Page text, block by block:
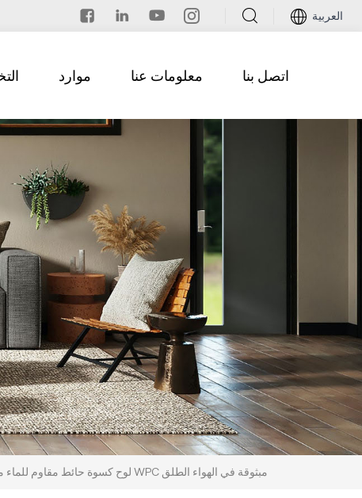
العربية
موارد معلومات عنا اتصل بنا
لوح كسوة حائط مقاوم للماء من مادة WPC مبثوقة في الهواء الطلق